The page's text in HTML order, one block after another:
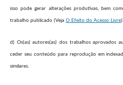
isso pode gerar alterações produtivas, bem
trabalho publicado (Veja O Efeito do Acesso Livre).
d) Os(as) autores(as) dos trabalhos aprovados
ceder seu conteúdo para reprodução em
similares.